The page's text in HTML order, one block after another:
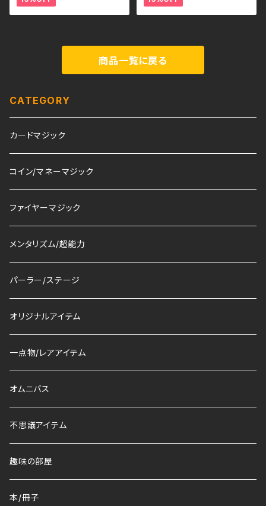
商品一覧に戻る
CATEGORY
カードマジック
コイン/マネーマジック
ファイヤーマジック
メンタリズム/超能力
パーラー/ステージ
オリジナルアイテム
一点物/レアアイテム
オムニバス
不思議アイテム
趣味の部屋
本/冊子